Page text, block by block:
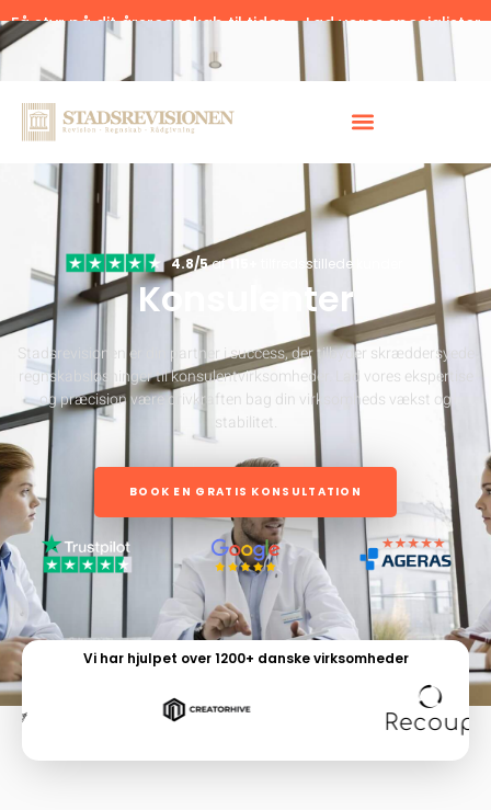
Få styr på dit årsregnskab til tiden – Lad vores specialister
Klik her.
4.8/5af115+ tilfredsstillede kunder
Konsulenter
Stadsrevisionen er din partner i success, der tilbyder skræddersyede
regnskabsløsninger til konsulentvirksomheder. Lad vores ekspertise
og præcision være drivkraften bag din virksomheds vækst og
stabilitet.
BOOK EN GRATIS KONSULTATION
Vi har hjulpet over 1200+ danske virksomheder